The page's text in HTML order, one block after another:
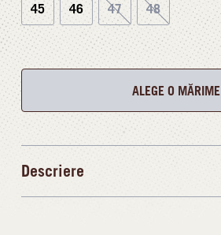
45 46 47 48
ALEGE O MĂRIME
Descriere